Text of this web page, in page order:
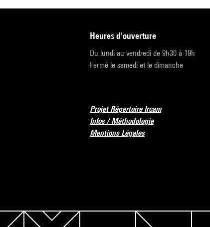
heures d'ouverture
Du lundi au vendredi de 9h30 à 19h
Fermé le samedi et le dimanche
Projet Répertoire Ircam
Infos / Méthodologie
Mentions Légales